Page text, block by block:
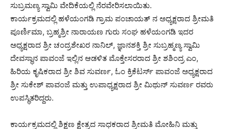
ಸುಬ್ರಮಣ್ಯ ಸ್ವಾಮಿ ವೇದಿಕೆಯಲ್ಲಿ ನೆರವೇರಿಸಲಾಯಿತು.
ಕಾರ್ಯಕ್ರಮದಲ್ಲಿ ಹಳೆಯಂಗಡಿ ಗ್ರಾಮ ಪಂಚಾಯತ್ ನ ಅಧ್ಯಕ್ಷರಾದ ಶ್ರೀಮತಿ
ಪೂರ್ಣಿಮಾ, ಬ್ರಹ್ಮಶ್ರೀ ನಾರಾಯಣ ಗುರು ಸಂಘ ಹಳೆಯಂಗಡಿ ಇದರ
ಅಧ್ಯಕ್ಷರಾದ ಶ್ರೀ ಚಂದ್ರಶೇಖರ ನಾನಿಲ್, ಜ್ಞಾನಶಕ್ತಿ ಶ್ರೀ ಸುಬ್ರಹ್ಮಣ್ಯ ಸ್ವಾಮಿ
ದೇವಸ್ಥಾನ ಪಾವಂಜೆ ಇಲ್ಲಿನ ಆಡಳಿತ ಮೊಕ್ತೇಸರರಾದ ಶ್ರೀ ಶಶಿಂದ್ರ ಎಂ,
ಹಿರಿಯ ಕೃಷಿಕರಾದ ಶ್ರೀ ಶಿವ ಸುವರ್ಣ, ಓಂ ಕ್ರಿಕೆಟರ್ಸ್ ಪಾವಂಜೆ ಅಧ್ಯಕ್ಷರಾದ
ಶ್ರೀ ಸುಕೇಶ್ ಪಾವಂಜೆ ಮತ್ತು ಉಪಾಧ್ಯಕ್ಷರಾದ ಶ್ರೀ ಮಿಥುನ್ ಸುವರ್ಣ ರವರು
ಉಪಸ್ಥಿತರಿದ್ದರು.
ಕಾರ್ಯಕ್ರಮದಲ್ಲಿ ಶಿಕ್ಷಣ ಕ್ಷೇತ್ರದ ಸಾಧಕರಾದ ಶ್ರೀಮತಿ ಮೋಹಿನಿ ಮತ್ತು